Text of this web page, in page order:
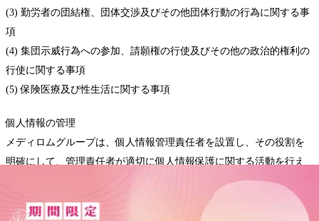
(3) 勤労者の団結権、団体交渉及びその他団体行動の行為に関する事
項
(4) 集団示威行為への参加、請願権の行使及びその他の政治的権利の
行使に関する事項
(5) 保険医療及び性生活に関する事項
個人情報の管理
メディロムグループは、個人情報管理責任者を設置し、その役割を
明確にして、管理責任者が適切に個人情報保護に関する活動を行え
個人情報の第三者への提供・委託